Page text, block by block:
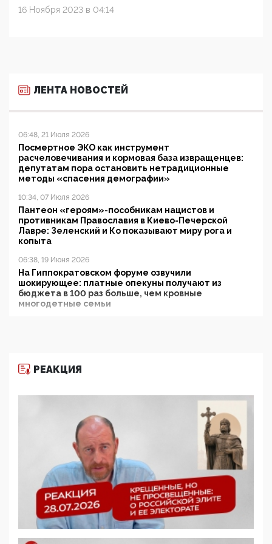
16 Ноября 2023 в 04:14
ЛЕНТА НОВОСТЕЙ
06:48, 21 Июля 2026
Посмертное ЭКО как инструмент
расчеловечивания и кормовая база извращенцев:
депутатам пора остановить нетрадиционные
методы «спасения демографии»
10:34, 07 Июля 2026
Пантеон «героям»-пособникам нацистов и
противникам Православия в Киево-Печерской
Лавре: Зеленский и Ко показывают миру рога и
копыта
06:38, 19 Июня 2026
На Гиппократовском форуме озвучили
шокирующее: платные опекуны получают из
бюджета в 100 раз больше, чем кровные
многодетные семьи
11:53, 09 Июня 2026
деятельность ИИТО ЮНЕСКО в России, но
цифроглобалисты продолжают определять
повестку в образовании
09:43, 01 Июня 2026
5G за счет здоровья граждан: Минцифры намерено
отобрать у регионов и муниципалитетов право
защищать жилые дома и социальные объекты от
05:58, 26 Мая 2026
Роскомнадзор освободили от борца с
деструктивным и опасным контентом
07:39, 25 Мая 2026
РЕАКЦИЯ